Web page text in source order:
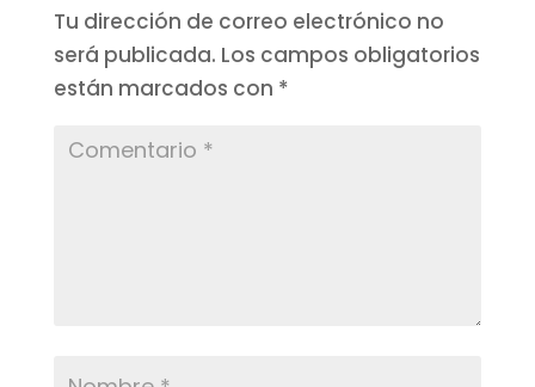
Tu dirección de correo electrónico no
será publicada. Los campos obligatorios
están marcados con *